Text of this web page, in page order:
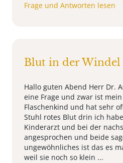
Frage und Antworten lesen
Blut in der Windel
Hallo guten Abend Herr Dr.
eine Frage und zwar ist
Flaschenkind und hat sehr
Stuhl rotes Blut drin ich
Kinderarzt und bei der
angesprochen und beide
ungewöhnliches ist das es
weil sie noch so klein ...